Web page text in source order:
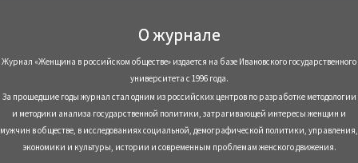
О журнале
Журнал «Женщина в российском обществе» издается на базе Ивановского государственного
университета с 1996 года.
За прошедшие годы журнал стал одним из российских центров по разработке методологии
и методики анализа государственной политики, затрагивающей интересы женщин и
мужчин в обществе, в исследованиях социальной, демографической политики, управления,
экономики и культуры, истории и современным проблемам женского движения.